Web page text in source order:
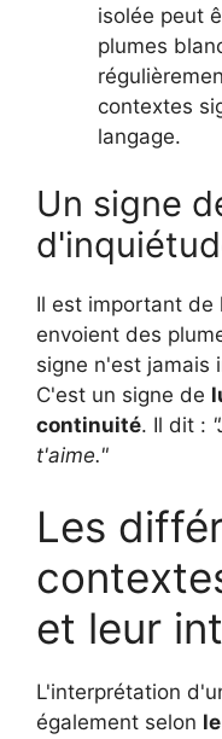
isolée peut
plumes
contextes
langage.
Un signe
Il est important de
envoient des
signe n'est jamais
C'est un signe de
continuité. Il dit :
t'aime."
Les
et leur
L'interprétation
également selon